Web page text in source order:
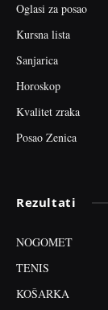
Oglasi za posao
Kursna lista
Sanjarica
Horoskop
Kvalitet zraka
Posao Zenica
Rezultati
NOGOMET
TENIS
KOŠARKA